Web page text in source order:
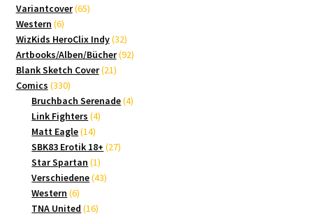
Variantcover 6565
Western 66
Produkte
WizKids HeroClix Indy 3232
Produkte
Artbooks/Alben/Bücher 9292
Blank Sketch Cover 2121
Comics 330330
Produkte
Bruchbach Serenade 44
Link Fighters 44
Matt Eagle 1414
Produkte
SBK83 Erotik 18+ 2727
Star Spartan 11
Produkt
Verschiedene 4343
Western 66
Produkte
TNA United 1616